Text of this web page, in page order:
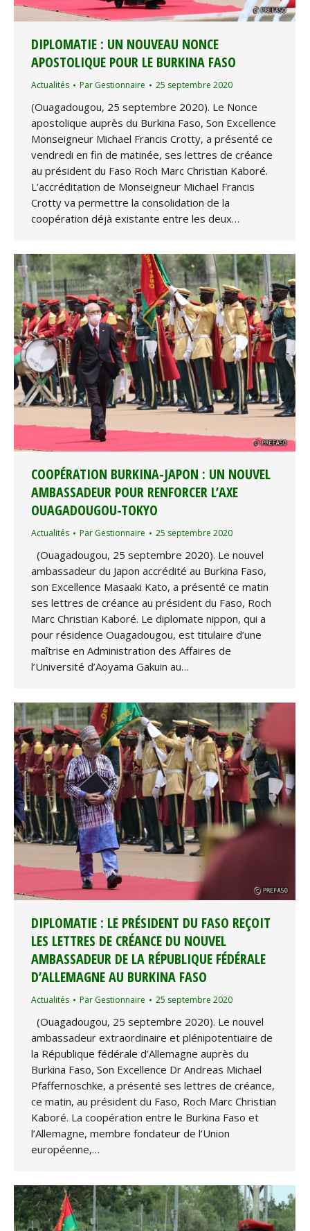
DIPLOMATIE : UN NOUVEAU NONCE
APOSTOLIQUE POUR LE BURKINA FASO
Actualités Par Gestionnaire 25 septembre 2020
(Ouagadougou, 25 septembre 2020). Le Nonce
apostolique auprès du Burkina Faso, Son Excellence
Monseigneur Michael Francis Crotty, a présenté ce
vendredi en fin de matinée, ses lettres de créance
au président du Faso Roch Marc Christian Kaboré.
L’accréditation de Monseigneur Michael Francis
Crotty va permettre la consolidation de la
coopération déjà existante entre les deux…
COOPÉRATION BURKINA-JAPON : UN NOUVEL
AMBASSADEUR POUR RENFORCER L’AXE
OUAGADOUGOU-TOKYO
Actualités Par Gestionnaire 25 septembre 2020
(Ouagadougou, 25 septembre 2020). Le nouvel
ambassadeur du Japon accrédité au Burkina Faso,
son Excellence Masaaki Kato, a présenté ce matin
ses lettres de créance au président du Faso, Roch
Marc Christian Kaboré. Le diplomate nippon, qui a
pour résidence Ouagadougou, est titulaire d’une
maîtrise en Administration des Affaires de
l’Université d’Aoyama Gakuin au…
DIPLOMATIE : LE PRÉSIDENT DU FASO REÇOIT
LES LETTRES DE CRÉANCE DU NOUVEL
AMBASSADEUR DE LA RÉPUBLIQUE FÉDÉRALE
D’ALLEMAGNE AU BURKINA FASO
Actualités Par Gestionnaire 25 septembre 2020
(Ouagadougou, 25 septembre 2020). Le nouvel
ambassadeur extraordinaire et plénipotentiaire de
la République fédérale d’Allemagne auprès du
Burkina Faso, Son Excellence Dr Andreas Michael
Pfaffernoschke, a présenté ses lettres de créance,
ce matin, au président du Faso, Roch Marc Christian
Kaboré. La coopération entre le Burkina Faso et
l’Allemagne, membre fondateur de l’Union
européenne,…